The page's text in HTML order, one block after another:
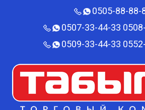
0505-88-88-
0507-33-44-33
0509-33-44-33